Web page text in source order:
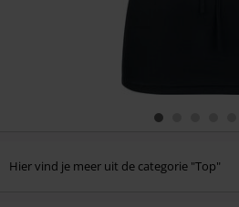
Hier vind je meer uit de categorie "Top"